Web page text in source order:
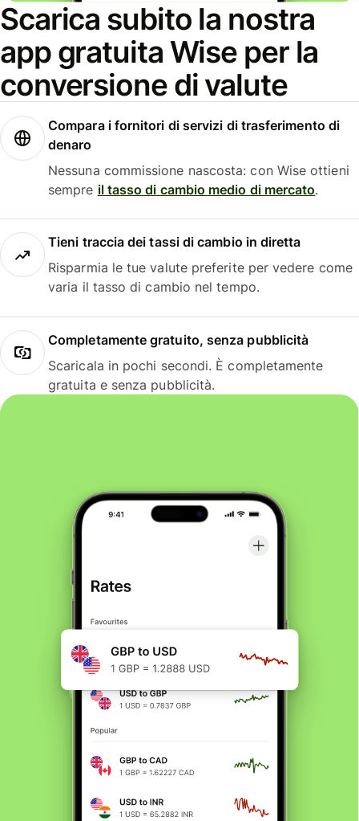
Scarica subito la nostra
app gratuita Wise per la
conversione di valute
Compara i fornitori di servizi di trasferimento di
denaro
Nessuna commissione nascosta: con Wise ottieni
sempre il tasso di cambio medio di mercato.
Tieni traccia dei tassi di cambio in diretta
Risparmia le tue valute preferite per vedere come
varia il tasso di cambio nel tempo.
Completamente gratuito, senza pubblicità
Scaricala in pochi secondi. È completamente
gratuita e senza pubblicità.